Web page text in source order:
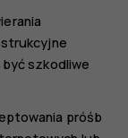
szkodliwe
próśb